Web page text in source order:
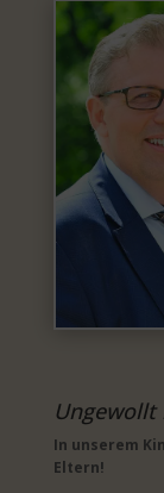
Ungewollt
In unserem
Eltern!